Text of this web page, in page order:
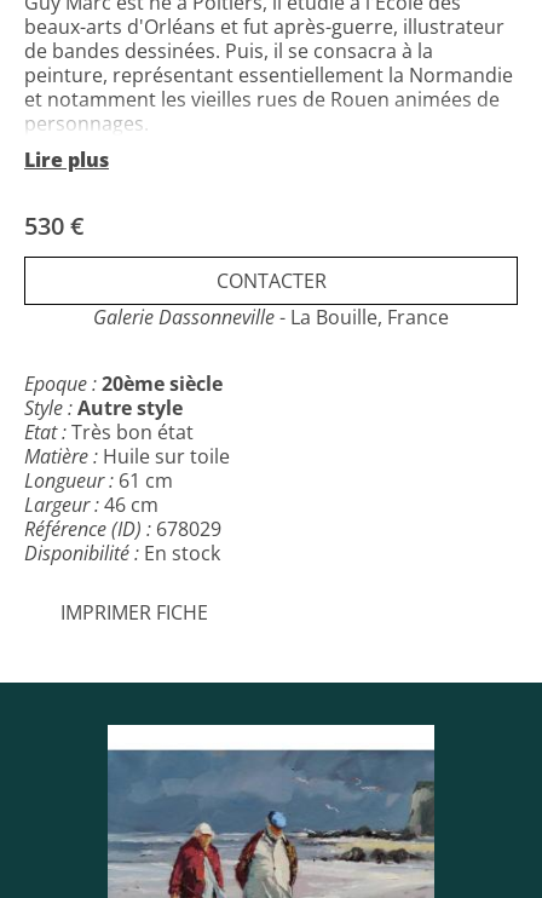
beaux-arts d'Orléans et fut après-guerre, illustrateur
de bandes dessinées. Puis, il se consacra à la
peinture, représentant essentiellement la Normandie
et notamment les vieilles rues de Rouen animées de
personnages.
Description
Encadrement
Prix: 530 €
Frais d’expédition (28€) en France métropolitaine et
Expédition soignée en Colissimo avec suivi, accusé de
demande).
Lire plus
530 €
CONTACTER
Galerie Dassonneville- La Bouille, France
Epoque :20ème siècle
Style :Autre style
Etat :Très bon état
Matière : Huile sur toile
Longueur : 61 cm
Largeur :46 cm
Référence (ID) : 678029
Disponibilité : En stock
IMPRIMER FICHE